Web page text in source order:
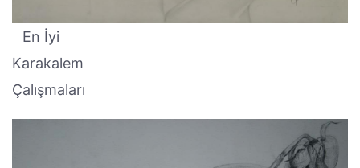
En İyi
Karakalem
Çalışmaları